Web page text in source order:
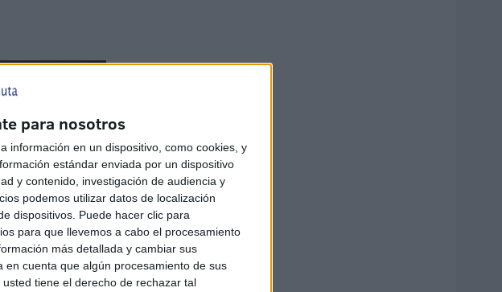
para nosotros
información en un dispositivo, como cookies, y
estándar enviada por un dispositivo
y contenido, investigación de audiencia y
podemos utilizar datos de localización
dispositivos. Puede hacer clic para
para que llevemos a cabo el procesamiento
más detallada y cambiar sus
en cuenta que algún procesamiento de sus
tiene el derecho de rechazar tal